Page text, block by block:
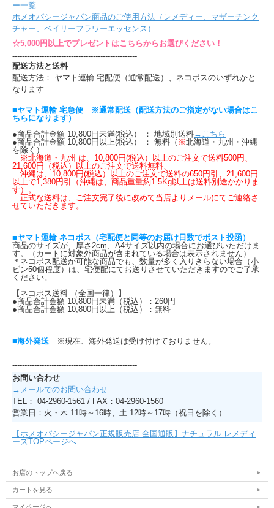
ー一覧
ホメオパシージャパン商品のご使用方法（レメディー、マザーチンク
チャー、ベイリーフラワーエッセンス）
☆5,000円以上でプレゼントはこちらからお選びください！
---------------------------------------------------
配送方法と送料
配送方法： ヤマト運輸 宅配便（通常配送）、ネコポスのいずれかと
なります
■ヤマト運輸 宅急便 ※通常配送（配送方法のご指定がない場合はこ
ちらになります）
●商品合計金額 10,800円未満(税込） ： 地域別送料→こちら
●商品合計金額 10,800円以上(税込） ： 無料（ ※北海道・九州・沖縄
を除く）
※北海道・九州 は、10,800円(税込）以上のご注文で送料500円、
21,600円（税込）以上のご注文で送料無料、
沖縄は、10,800円(税込）以上のご注文で送料の650円引、21,600円
以上で1,380円引（沖縄は、商品重量約1.5Kg以上は送料別途かかりま
す）。
正式な送料は、ご注文完了後に改めて当店よりメールにてご連絡さ
せていただきます。
■ヤマト運輸 ネコポス（宅配便と同等のお届け日数でポスト投函）
商品のサイズが、厚さ2cm、A4サイズ以内の場合にお選びいただけま
す。（カートに対象外商品が含まれている場合は表示されません）
＊ネコポス配送が可能な商品でも、数量が多く入りきらない場合（小
ビン50個程度）は、宅便配にてお送りさせていただきますのでご了承
ください。
【ネコポス送料 （全国一律）】
●商品合計金額 10,800円未満（税込）：260円
●商品合計金額 10,800円以上（税込）：無料
■海外発送 ※現在、海外発送は受け付けておりません。
---------------------------------------------------
お問い合わせ
→メールでのお問い合わせ
TEL： 04-2960-1561 / FAX：04-2960-1560
営業日：火・木 11時～16時、土 12時～17時（祝日を除く）
【ホメオパシージャパン正規販売店 全国通販】ナチュラル レメディ
ーズTOPページへ
お店のトップへ戻る
カートを見る